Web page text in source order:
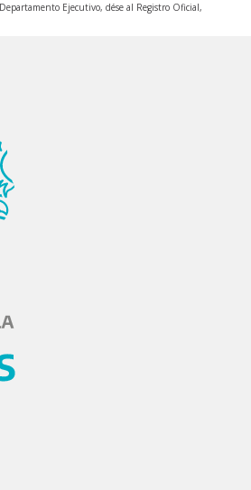
Ejecutivo, dése al Registro Oficial,